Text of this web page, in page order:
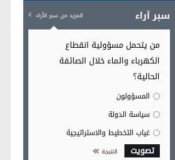
المزيد من سبر الٱراء سبر آراء
من يتحمل مسؤولية انقطاع
الكهرباء والماء خلال الصائفة
الحالية؟
المسؤولون
سياسة الدولة
غياب التخطيط والاستراتيجية
تصويت النتيجة